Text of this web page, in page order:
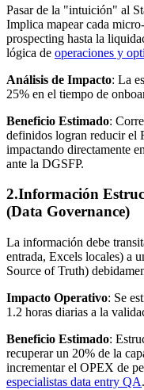
Pasar de la "intuición" al
Implica mapear cada
prospecting hasta la
lógica de operaciones y
Análisis de Impacto: La
25% en el tiempo de
Beneficio Estimado:
definidos logran reducir el
impactando directamente
ante la DGSFP.
2.Información
(Data Governance)
La información debe
entrada, Excels locales) a
Source of Truth)
Impacto Operativo: Se
1.2 horas diarias a la
Beneficio Estimado:
recuperar un 20% de la
incrementar el OPEX de
especialistas data entry QA.